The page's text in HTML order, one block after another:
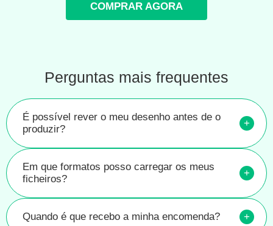
COMPRAR AGORA
Perguntas mais frequentes
É possível rever o meu desenho antes de o
produzir?
+
Em que formatos posso carregar os meus
ficheiros?
+
Quando é que recebo a minha encomenda? +